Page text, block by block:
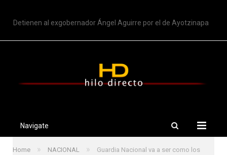
Detienen al exgobernador Ángel Aguirre por el de Ayotzinapa
Navigate
Home » NACIONAL »
Guardia Nacional va a ser como los